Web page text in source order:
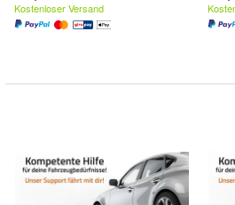
Kostenloser Versand